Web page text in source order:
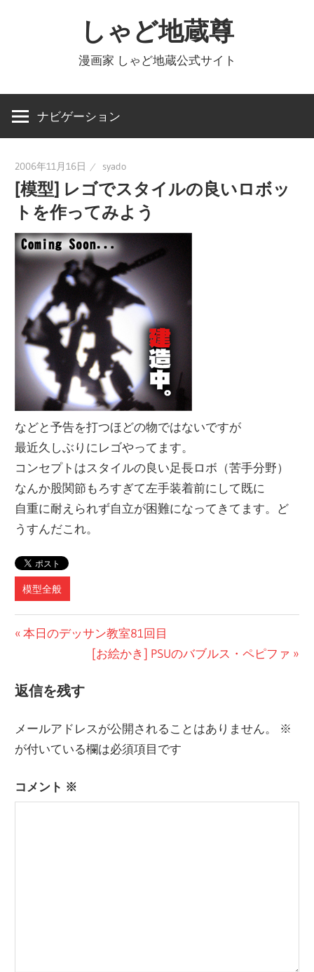
ツ
しゃど地蔵尊
漫画家 しゃど地蔵公式サイト
ナビゲーション
2006年11月16日 syado
[模型] レゴでスタイルの良いロボッ
トを作ってみよう
などと予告を打つほどの物ではないですが
最近久しぶりにレゴやってます。
コンセプトはスタイルの良い足長ロボ（苦手分野）
なんか股関節もろすぎて左手装着前にして既に
自重に耐えられず自立が困難になってきてます。ど
うすんだこれ。
模型全般
投
ナ
ゲ
シ
前
事:
本日のデッサン教室81回目
次
[お絵かき] PSUのバブルス・ペピファ
返信を残す
メールアドレスが公開されることはありません。
※
が付いている欄は必須項目です
コメント ※